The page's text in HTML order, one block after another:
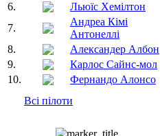
6.
Льюїс Хемілтон
7.
Андреа Кімі
Антонеллі
8.
Александер Албон
9.
Карлос Сайнс-мол
10.
Фернандо Алонсо
Всі пілоти